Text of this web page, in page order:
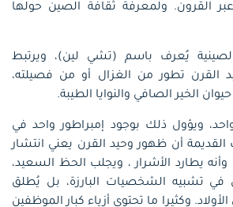
القرون. ولمعرفة ثقافة الصين حولها
يُعرف باسم (تشي لين)، ويرتبط
القرن تطور من الغزال أو من فصيلته،
الخير الصافي والنوايا الطيبة.
ويؤول ذلك بوجود إمبراطور واحد في
القديمة أن ظهور وحيد القرن يعني انتشار
يطارد الأشرار ، ويجلب الحظ السعيد،
في تشبيه الشخصيات البارزة، بل يُطلق
وكثيرا ما تحتوي أزياء كبار الموظفين